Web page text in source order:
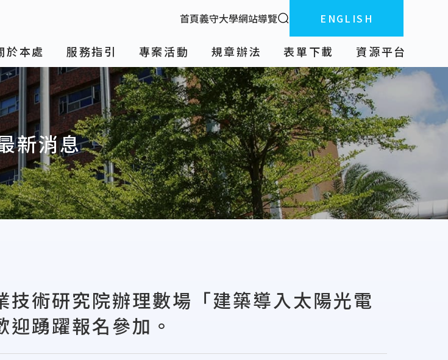
:::
首頁義守大學網站導覽 全站搜索ENGLISH
於本處 服務指引 專案活動 規章辦法 表單下載 資源平台
新消息
術研究院辦理數場「建築導入太陽光電
踴躍報名參加。